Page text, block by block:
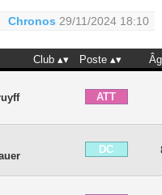
Chronos 29/11/2024 18:10
Club Poste
ATT
DC